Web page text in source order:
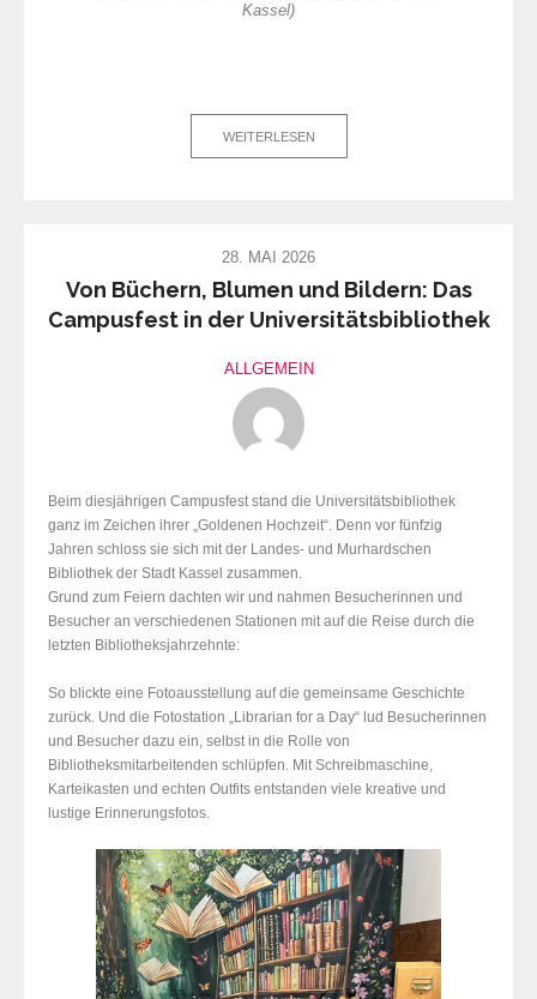
Kassel)
WEITERLESEN
28. MAI 2026
Von Büchern, Blumen und Bildern: Das
Campusfest in der Universitätsbibliothek
ALLGEMEIN
Beim diesjährigen Campusfest stand die Universitätsbibliothek
ganz im Zeichen ihrer „Goldenen Hochzeit“. Denn vor fünfzig
Jahren schloss sie sich mit der Landes- und Murhardschen
Bibliothek der Stadt Kassel zusammen.
Grund zum Feiern dachten wir und nahmen Besucherinnen und
Besucher an verschiedenen Stationen mit auf die Reise durch die
letzten Bibliotheksjahrzehnte:
So blickte eine Fotoausstellung auf die gemeinsame Geschichte
zurück. Und die Fotostation „Librarian for a Day“ lud Besucherinnen
und Besucher dazu ein, selbst in die Rolle von
Bibliotheksmitarbeitenden schlüpfen. Mit Schreibmaschine,
Karteikasten und echten Outfits entstanden viele kreative und
lustige Erinnerungsfotos.